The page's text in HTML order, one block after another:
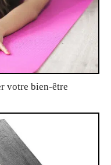
votre bien-être